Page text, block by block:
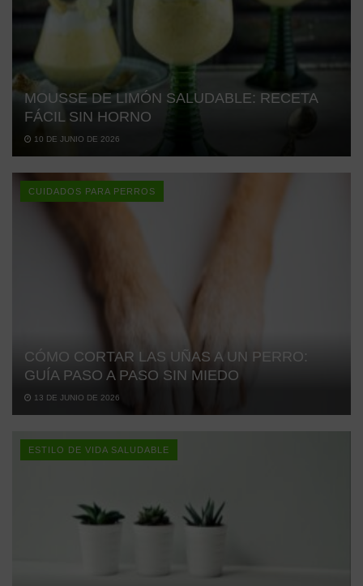
MOUSSE DE LIMÓN SALUDABLE: RECETA
FÁCIL SIN HORNO
10 DE JUNIO DE 2026
CUIDADOS PARA PERROS
CÓMO CORTAR LAS UÑAS A UN PERRO:
GUÍA PASO A PASO SIN MIEDO
13 DE JUNIO DE 2026
ESTILO DE VIDA SALUDABLE